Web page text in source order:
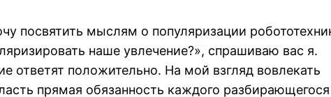
посвятить мыслям о популяризации
наше увлечение?», спрашиваю вас я.
ответят положительно. На мой взгляд вовлекать
прямая обязанность каждого